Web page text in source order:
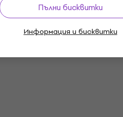
Пълни бисквитки
Информация и бисквитки